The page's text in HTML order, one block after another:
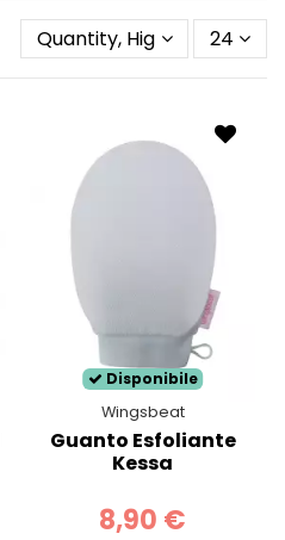
Quantity, Highest first
24
Disponibile
Wingsbeat
Guanto Esfoliante
Kessa
8,90 €